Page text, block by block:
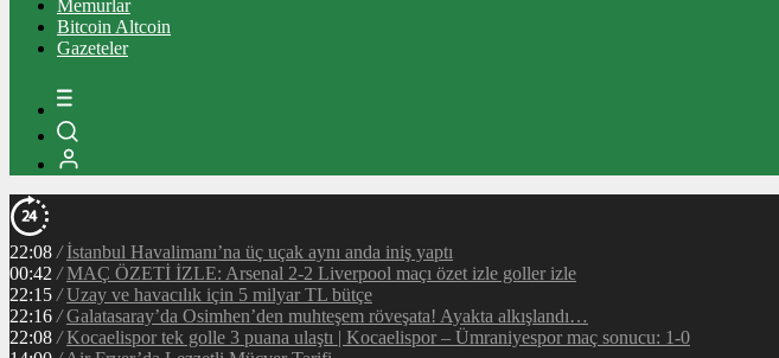
Memurlar
Bitcoin Altcoin
Gazeteler
22:08 / İstanbul Havalimanı’na üç uçak aynı anda iniş yaptı
00:42 / MAÇ ÖZETİ İZLE: Arsenal 2-2 Liverpool maçı özet izle goller izle
22:15 / Uzay ve havacılık için 5 milyar TL bütçe
22:16 / Galatasaray’da Osimhen’den muhteşem röveşata! Ayakta alkışlandı…
22:08 / Kocaelispor tek golle 3 puana ulaştı | Kocaelispor – Ümraniyespor maç sonucu: 1-0